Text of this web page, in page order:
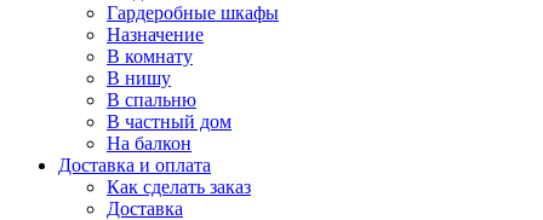
Гардеробные шкафы
Назначение
В комнату
В нишу
В спальню
В частный дом
На балкон
Доставка и оплата
Как сделать заказ
Доставка